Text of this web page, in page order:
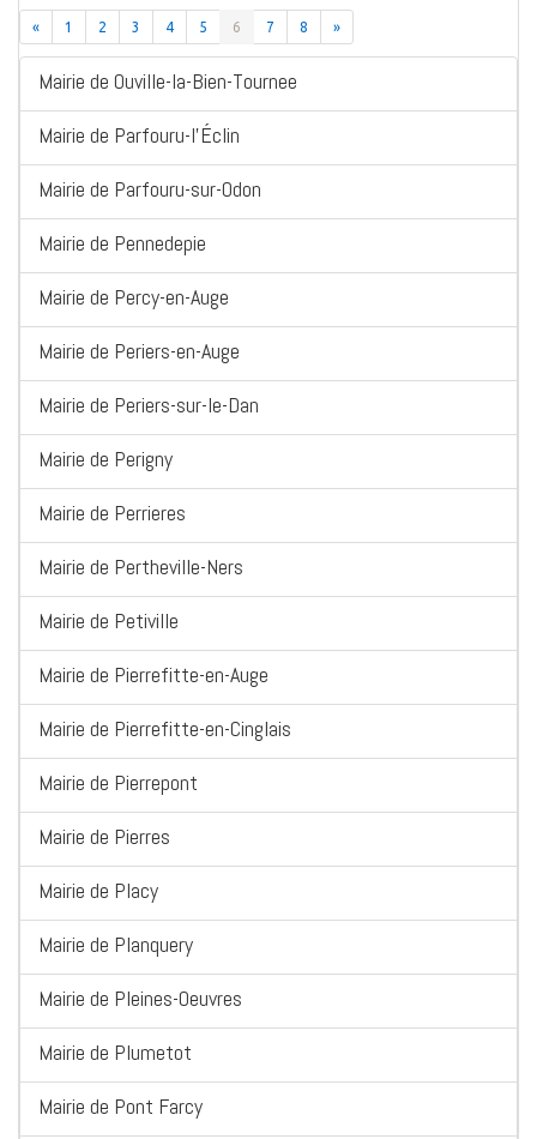
« 1 2 3 4 5 6 7 8 »
Mairie de Ouville-la-Bien-Tournee
Mairie de Parfouru-l'Éclin
Mairie de Parfouru-sur-Odon
Mairie de Pennedepie
Mairie de Percy-en-Auge
Mairie de Periers-en-Auge
Mairie de Periers-sur-le-Dan
Mairie de Perigny
Mairie de Perrieres
Mairie de Pertheville-Ners
Mairie de Petiville
Mairie de Pierrefitte-en-Auge
Mairie de Pierrefitte-en-Cinglais
Mairie de Pierrepont
Mairie de Pierres
Mairie de Placy
Mairie de Planquery
Mairie de Pleines-Oeuvres
Mairie de Plumetot
Mairie de Pont Farcy